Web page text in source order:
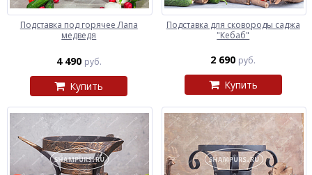
Подставка под горячее Лапа
медведя
4 490 руб.
Купить
Подставка для сковороды саджа
"Кебаб"
2 690 руб.
Купить